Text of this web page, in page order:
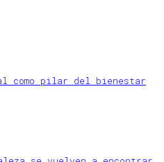
como pilar del bienestar